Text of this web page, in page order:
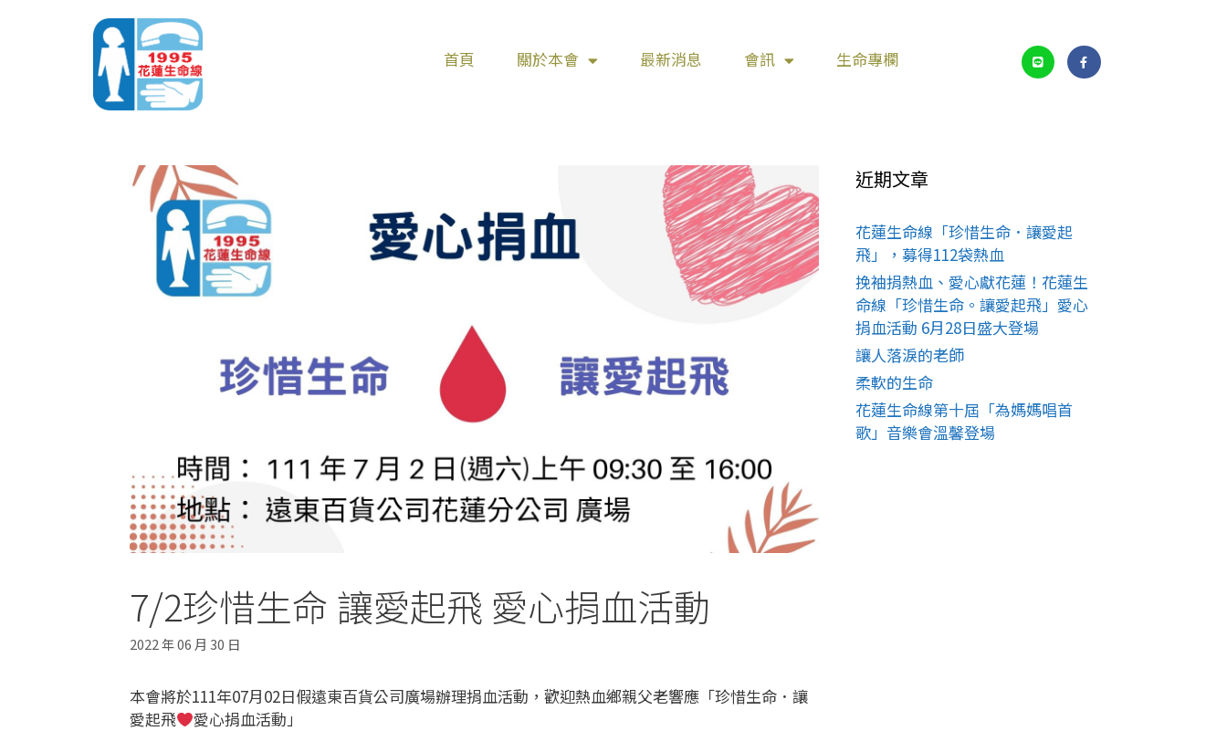
首頁 關於本會 最新消息 會訊 生命專欄
7/2珍惜生命 讓愛起飛 愛心捐血活動
2022 年 06 月 30 日
本會將於111年07月02日假遠東百貨公司廣場辦理捐血活動，歡迎熱血鄉親父老響應「珍惜生命．讓
愛起飛
愛心捐血活動」
近期文章
花蓮生命線「珍惜生命．讓愛起
飛」，募得112袋熱血
挽袖捐熱血、愛心獻花蓮！花蓮生
命線「珍惜生命。讓愛起飛」愛心
捐血活動 6月28日盛大登場
讓人落淚的老師
柔軟的生命
花蓮生命線第十屆「為媽媽唱首
歌」音樂會溫馨登場